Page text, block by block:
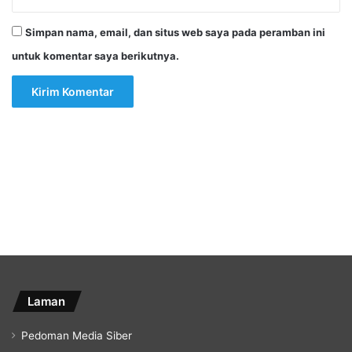
Simpan nama, email, dan situs web saya pada peramban ini
untuk komentar saya berikutnya.
Laman
Pedoman Media Siber